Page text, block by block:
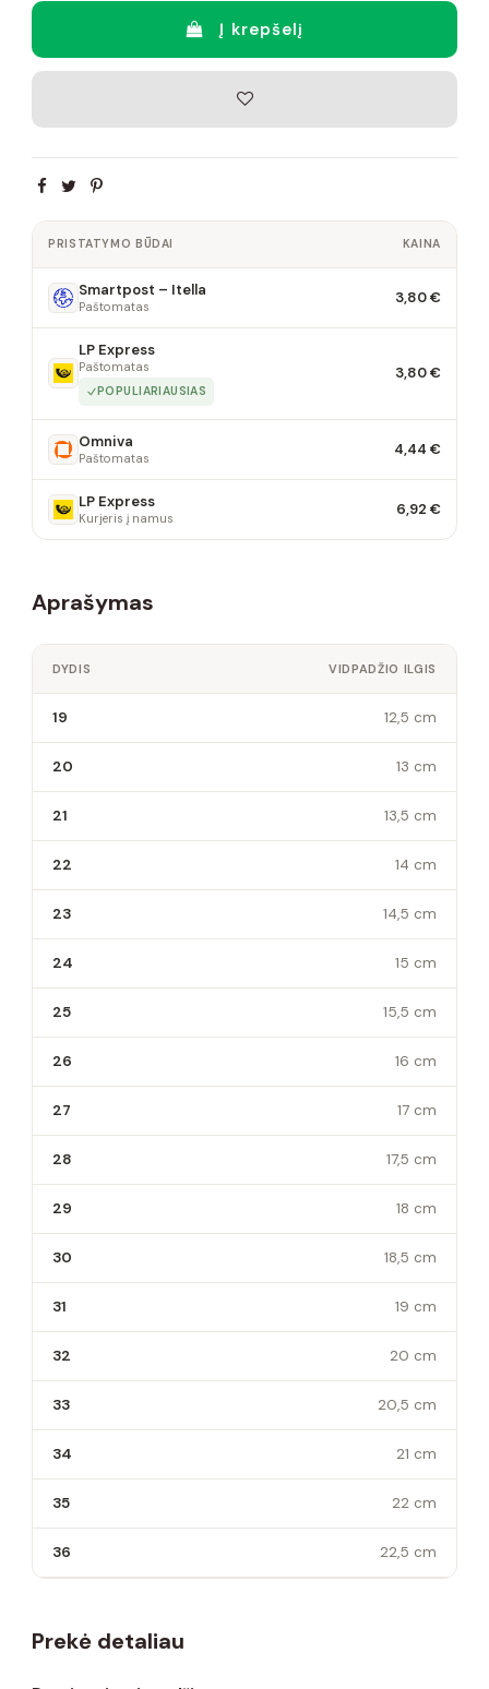
Į krepšelį
PRISTATYMO BŪDAI KAINA
Smartpost – Itella
Paštomatas 3,80 €
LP Express
Paštomatas
POPULIARIAUSIAS
3,80 €
Omniva
Paštomatas 4,44 €
LP Express
Kurjeris į namus 6,92 €
Aprašymas
DYDIS VIDPADŽIO ILGIS
19 12,5 cm
20 13 cm
21 13,5 cm
22 14 cm
23 14,5 cm
24 15 cm
25 15,5 cm
26 16 cm
27 17 cm
28 17,5 cm
29 18 cm
30 18,5 cm
31 19 cm
32 20 cm
33 20,5 cm
34 21 cm
35 22 cm
36 22,5 cm
Prekė detaliau